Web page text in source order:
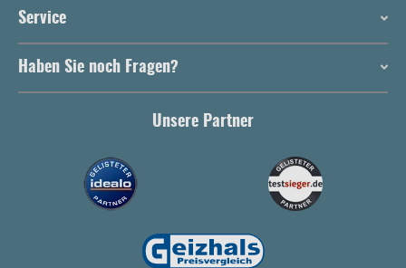
Service
Haben Sie noch Fragen?
Unsere Partner